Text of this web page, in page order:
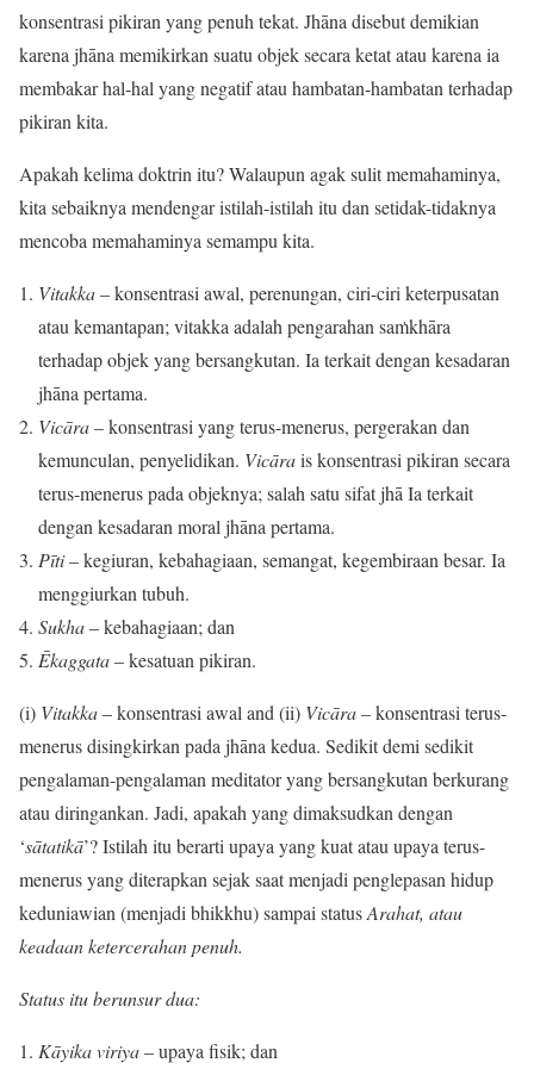
konsentrasi pikiran yang penuh tekat. Jhāna disebut demikian
karena jhāna memikirkan suatu objek secara ketat atau karena ia
membakar hal-hal yang negatif atau hambatan-hambatan terhadap
pikiran kita.
Apakah kelima doktrin itu? Walaupun agak sulit memahaminya,
kita sebaiknya mendengar istilah-istilah itu dan setidak-tidaknya
mencoba memahaminya semampu kita.
Vitakka– konsentrasi awal, perenungan, ciri-ciri keterpusatan
atau kemantapan; vitakka adalah pengarahan saṁkhāra
terhadap objek yang bersangkutan. Ia terkait dengan kesadaran
jhāna pertama.
Vicāra– konsentrasi yang terus-menerus, pergerakan dan
kemunculan, penyelidikan. Vicārais konsentrasi pikiran secara
terus-menerus pada objeknya; salah satu sifat jhā Ia terkait
dengan kesadaran moral jhāna pertama.
Pīti– kegiuran, kebahagiaan, semangat, kegembiraan besar. Ia
menggiurkan tubuh.
Sukha– kebahagiaan; dan
Ēkaggata– kesatuan pikiran.
(i) Vitakka– konsentrasi awal and (ii) Vicāra– konsentrasi terus-
menerus disingkirkan pada jhāna kedua. Sedikit demi sedikit
pengalaman-pengalaman meditator yang bersangkutan berkurang
atau diringankan. Jadi, apakah yang dimaksudkan dengan
‘sātatikā’? Istilah itu berarti upaya yang kuat atau upaya terus-
menerus yang diterapkan sejak saat menjadi penglepasan hidup
keduniawian (menjadi bhikkhu) sampai statusArahat, atau
keadaan ketercerahan penuh.
Status itu berunsur dua:
Kāyika viriya– upaya fisik; dan